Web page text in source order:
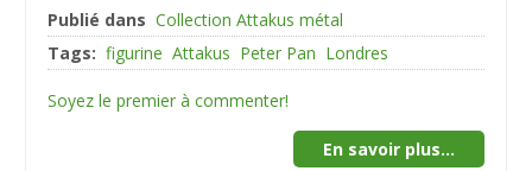
Publié dans Collection Attakus métal
Tags: figurine Attakus Peter Pan Londres
Soyez le premier à commenter!
En savoir plus...